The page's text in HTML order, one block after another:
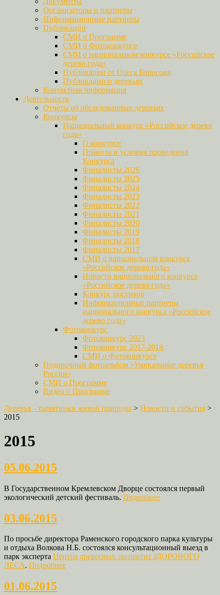
Организаторы и партнеры
Информационные партнеры
Публикации
СМИ о Программе
СМИ о Фотоконкурсе
СМИ о национальном конкурсе «Российское
дерево года»
Публикации от Олега Борисова
Публикации о деревьях
Контактная информация
Деятельность
Отчеты об обследованных деревьях
Конкурсы
Национальный конкурс «Российское дерево
года»
О конкурсе
Правила и условия проведения
Конкурса
Финалисты 2026
Финалисты 2025
Финалисты 2024
Финалисты 2023
Финалисты 2022
Финалисты 2021
Финалисты 2020
Финалисты 2019
Финалисты 2018
Финалисты 2017
СМИ о национальном конкурсе
«Российское дерево года»
Новости национального конкурса
«Российское дерево года»
Конкурс рисунков
Информационные партнеры
национального конкурса «Российское
дерево года»
Фотоконкурс
Фотоконкурс 2023
Фотоконкурс 2017-2018
СМИ о Фотоконкурсе
Подарочный фотоальбом «Уникальные деревья
России»
СМИ о Программе
Видео о Программе
Деревья – памятники живой природы > Новости и события >
2015
2015
05.06.2015
В Государственном Кремлевском Дворце состоялся первый
экологический детский фестиваль. Подробнее
03.06.2015
По просьбе директора Раменского городского парка культуры
и отдыха Волкова Н.Б. состоялся консультационный выезд в
парк эксперта Центра древесных экспертиз ЗДОРОВОГО
ЛЕСА. Подробнее
01.06.2015